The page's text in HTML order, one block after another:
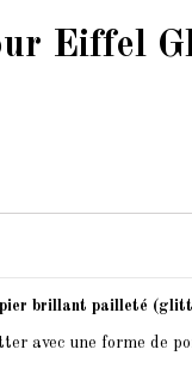
Eiffel
brillant pailleté
avec une forme de